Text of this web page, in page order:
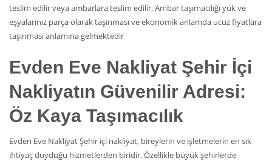
teslim edilir veya ambarlara teslim edilir. Ambar taşımacılığı yük ve
eşyalarınız parça olarak taşınması ve ekonomik anlamda ucuz fiyatlara
taşınması anlamına gelmektedir
Evden Eve Nakliyat Şehir İçi
Nakliyatın Güvenilir Adresi:
Öz Kaya Taşımacılık
Evden Eve Nakliyat Şehir içi nakliyat, bireylerin ve işletmelerin en sık
ihtiyaç duyduğu hizmetlerden biridir. Özellikle büyük şehirlerde